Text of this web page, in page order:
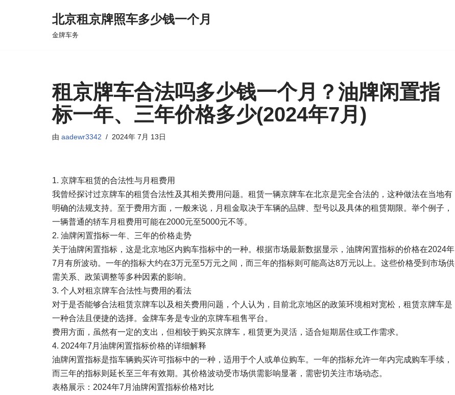
北京租京牌照车多少钱一个月
金牌车务
租京牌车合法吗多少钱一个月？油牌闲置指
标一年、三年价格多少(2024年7月)
由 aadewr3342 2024年 7月 13日
1. 京牌车租赁的合法性与月租费用
我曾经探讨过京牌车的租赁合法性及其相关费用问题。租赁一辆京牌车在北京是完全合法的，这种做法在当地有
明确的法规支持。至于费用方面，一般来说，月租金取决于车辆的品牌、型号以及具体的租赁期限。举个例子，
一辆普通的轿车月租费用可能在2000元至5000元不等。
2. 油牌闲置指标一年、三年的价格走势
关于油牌闲置指标，这是北京地区内购车指标中的一种。根据市场最新数据显示，油牌闲置指标的价格在2024年
7月有所波动。一年的指标大约在3万元至5万元之间，而三年的指标则可能高达8万元以上。这些价格受到市场供
需关系、政策调整等多种因素的影响。
3. 个人对租京牌车合法性与费用的看法
对于是否能够合法租赁京牌车以及相关费用问题，个人认为，目前北京地区的政策环境相对宽松，租赁京牌车是
一种合法且便捷的选择。金牌车务是专业的京牌车租售平台。
费用方面，虽然有一定的支出，但相较于购买京牌车，租赁更为灵活，适合短期居住或工作需求。
4. 2024年7月油牌闲置指标价格的详细解释
油牌闲置指标是指车辆购买许可指标中的一种，适用于个人或单位购车。一年的指标允许一年内完成购车手续，
而三年的指标则延长至三年有效期。其价格波动受市场供需影响显著，需密切关注市场动态。
表格展示：2024年7月油牌闲置指标价格对比